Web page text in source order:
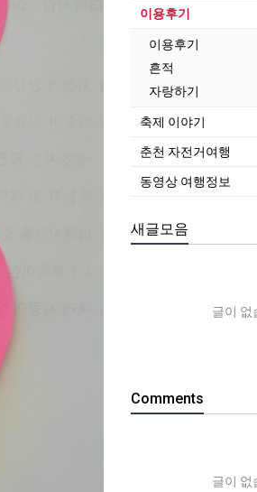
이용후기
이용후기
흔적
자랑하기
축제 이야기
춘천 자전거여행
동영상 여행정보
새글모음
글이 없
Comments
글이 없